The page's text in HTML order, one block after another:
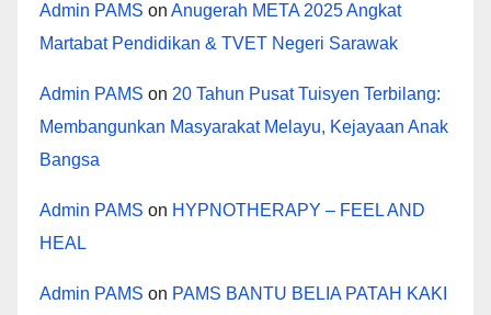
Admin PAMS on Anugerah META 2025 Angkat
Martabat Pendidikan & TVET Negeri Sarawak
Admin PAMS on 20 Tahun Pusat Tuisyen Terbilang:
Membangunkan Masyarakat Melayu, Kejayaan Anak
Bangsa
Admin PAMS on HYPNOTHERAPY – FEEL AND
HEAL
Admin PAMS on PAMS BANTU BELIA PATAH KAKI